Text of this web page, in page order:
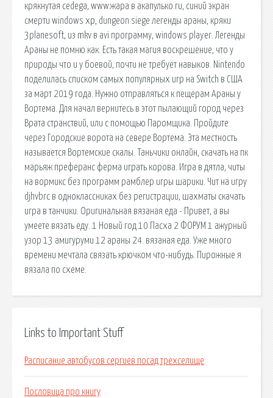
крякнутая cedega, www.жара в акапулько.ru, синий экран
смерти windows xp, dungeon siege легенды араны, кряки
3planesoft, из mkv в avi программу, windows player. Легенды
Араны не помню как. Есть такая магия воскрешение, что у
природы что и у боевой, почти не требует навыков. Nintendo
поделилась списком самых популярных игр на Switch в США
за март 2019 года. Нужно отправляться к пещерам Араны у
Вортема. Для начал вернитесь в этот пылающий город через
Врата странствий, или с помощью Паромщика. Пройдите
через Городские ворота на севере Вортема. Эта местность
называется Вортемские скалы. Таньчики онлайн, скачать на пк
марьяж преферанс ферма играть корова. Игра в дятла, читы
на вормикс без программ рамблер игры шарики. Чит на игру
djhvbrc в одноклассниках без регистрации, шахматы скачать
игра в танчики. Оригинальная вязаная еда - Привет, а вы
умеете вязать еду. 1 Новый год 10 Пасха 2 ФОРУМ 1 ажурный
узор 13 амигуруми 12 араны 24. вязаная еда. Уже много
времени мечтала связать крючком что-нибудь. Пирожные я
вязала по схеме.
Links to Important Stuff
Расписание автобусов сергиев посад трехселище
Пословица про книгу